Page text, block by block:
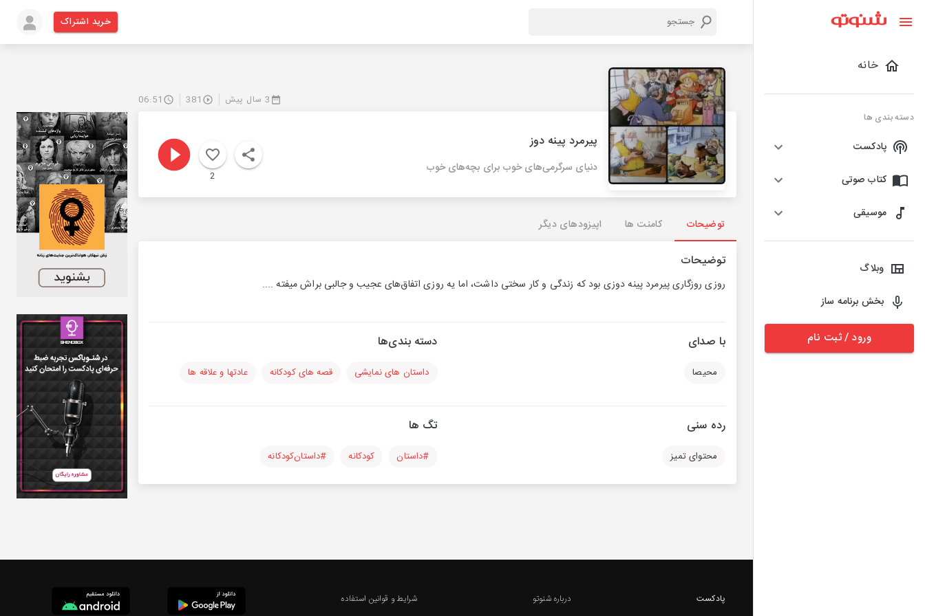
خانه
دسته بندی ها
پادکست
کتاب صوتی
موسیقی
وبلاگ
بخش برنامه ساز
ورود / ثبت نام
خرید اشتراک
3 سال پیش 381
06:51
پیرمرد پینه دوز
دنیای سرگرمی‌های خوب برای بچه‌‌‌‌‌‌های خوب
2
توضیحات کامنت ها اپیزودهای دیگر
توضیحات
روزی روزگاری پیرمرد پینه دوزی بود که زندگی و کار سختی داشت، اما یه روزی اتفاق‌های عجیب و جالبی براش میفته ....
با صدای
محیصا
دسته بندی‌ها
داستان های نمایشی قصه های کودکانه عادتها و علاقه ها
رده سنی
محتوای تمیز
تگ ها
#داستان کودکانه #داستان‌کودکانه
پادکست
درباره شنوتو
شرایط و قوانین استفاده